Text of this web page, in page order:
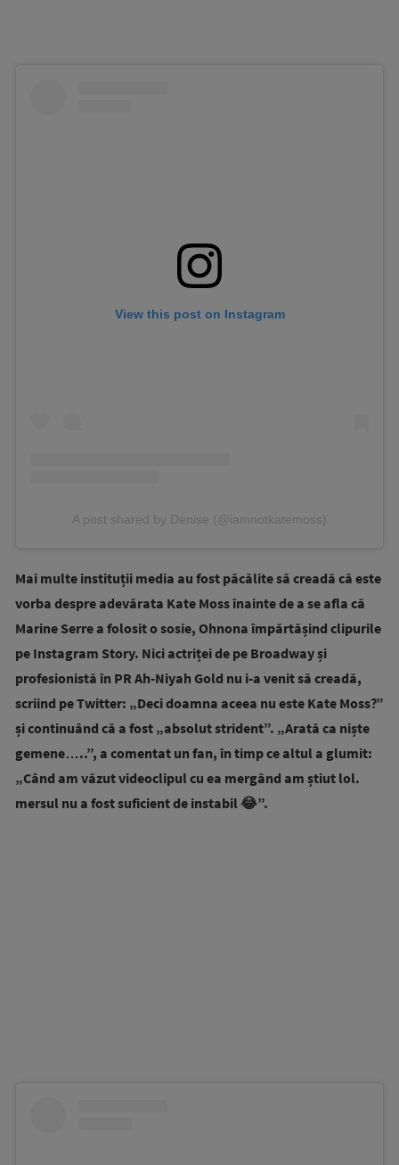
View this post on Instagram
A post shared by Denise (@iamnotkatemoss)
Mai multe instituții media au fost păcălite să creadă că este
vorba despre adevărata Kate Moss înainte de a se afla că
Marine Serre a folosit o sosie, Ohnona împărtășind clipurile
pe Instagram Story. Nici actriței de pe Broadway și
profesionistă în PR Ah-Niyah Gold nu i-a venit să creadă,
scriind pe Twitter: „Deci doamna aceea nu este Kate Moss?”
și continuând că a fost „absolut strident”. „Arată ca niște
gemene…..”, a comentat un fan, în timp ce altul a glumit:
„Când am văzut videoclipul cu ea mergând am știut lol.
mersul nu a fost suficient de instabil 😂”.